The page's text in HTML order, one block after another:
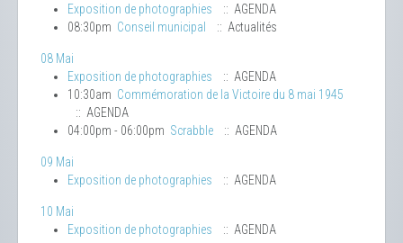
Exposition de photographies
:: AGENDA
08:30pm Conseil municipal :: Actualités
08 Mai
Exposition de photographies
:: AGENDA
10:30am Commémoration de la Victoire du 8 mai 1945
:: AGENDA
04:00pm - 06:00pm Scrabble :: AGENDA
09 Mai
Exposition de photographies
:: AGENDA
10 Mai
Exposition de photographies
:: AGENDA